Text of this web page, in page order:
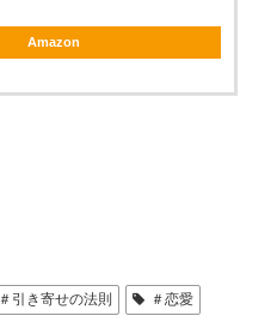
Amazon
＃引き寄せの法則
＃恋愛